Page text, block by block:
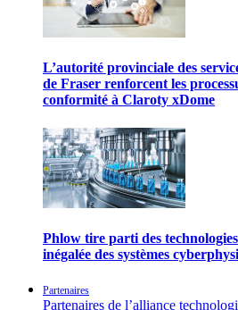
L’autorité provinciale des
de Fraser renforcent les
conformité à Claroty xDome
Phlow tire parti des
inégalée des systèmes
Partenaires
Partenaires de l’alliance